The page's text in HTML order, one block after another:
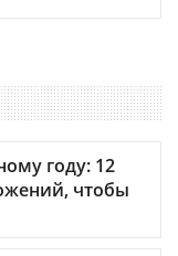
году: 12
чтобы